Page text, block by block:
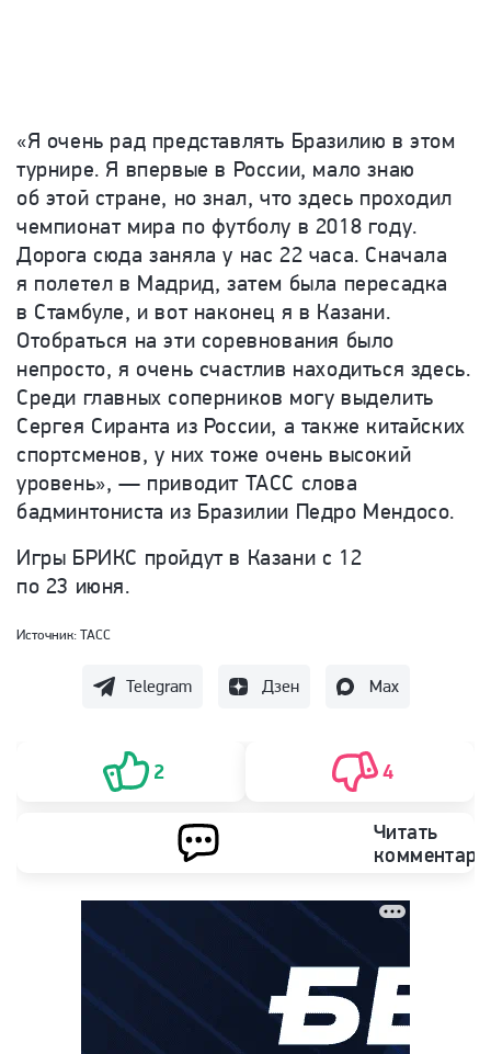
«Я очень рад представлять Бразилию в этом
турнире. Я впервые в России, мало знаю
об этой стране, но знал, что здесь проходил
чемпионат мира по футболу в 2018 году.
Дорога сюда заняла у нас 22 часа. Сначала
я полетел в Мадрид, затем была пересадка
в Стамбуле, и вот наконец я в Казани.
Отобраться на эти соревнования было
непросто, я очень счастлив находиться здесь.
Среди главных соперников могу выделить
Сергея Сиранта из России, а также китайских
спортсменов, у них тоже очень высокий
уровень», — приводит ТАСС слова
бадминтониста из Бразилии Педро Мендосо.
Игры БРИКС пройдут в Казани с 12
по 23 июня.
Источник: ТАСС
Telegram Дзен Max
2 4
Читать